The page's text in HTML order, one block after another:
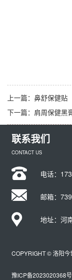
上一篇： 鼻舒保健贴
下一篇： 肩周保健黑
联系我们
CONTACT US
电话：
邮箱：
地址：河
COPYRIGHT © 洛阳
豫ICP备2023020368号